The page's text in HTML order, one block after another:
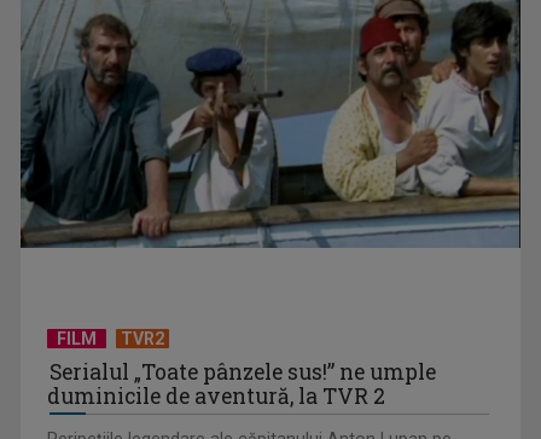
FILM TVR2
Serialul „Toate pânzele sus!” ne umple
duminicile de aventură, la TVR 2